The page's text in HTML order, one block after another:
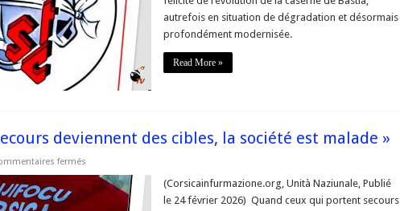
une
victoire
pour
les
services
secours »
autrefois en situation de dégradation et désormais
profondément modernisée.
Read More »
deviennent des cibles, la société est malade »
ferméssur
les
secours
deviennent
(Corsicainfurmazione.org, Unità Naziunale, Publié
le 24 février 2026) Quand ceux qui portent secours